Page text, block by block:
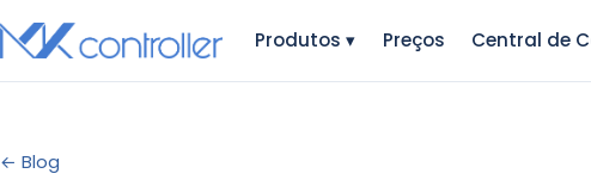
to
Produtos▾ Preços Central de
← Blog